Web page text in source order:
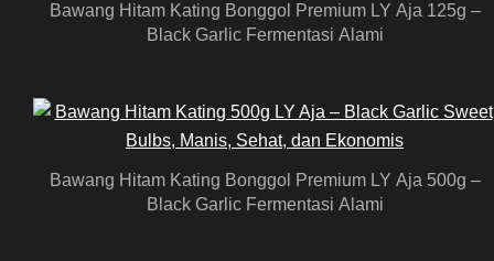
Bawang Hitam Kating Bonggol Premium LY Aja 125g –
Black Garlic Fermentasi Alami
Bawang Hitam Kating Bonggol Premium LY Aja 500g –
Black Garlic Fermentasi Alami